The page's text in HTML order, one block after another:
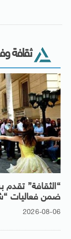
ثقافة
“الثقافة” تقدم
ضمن فعاليات
2026-08-06